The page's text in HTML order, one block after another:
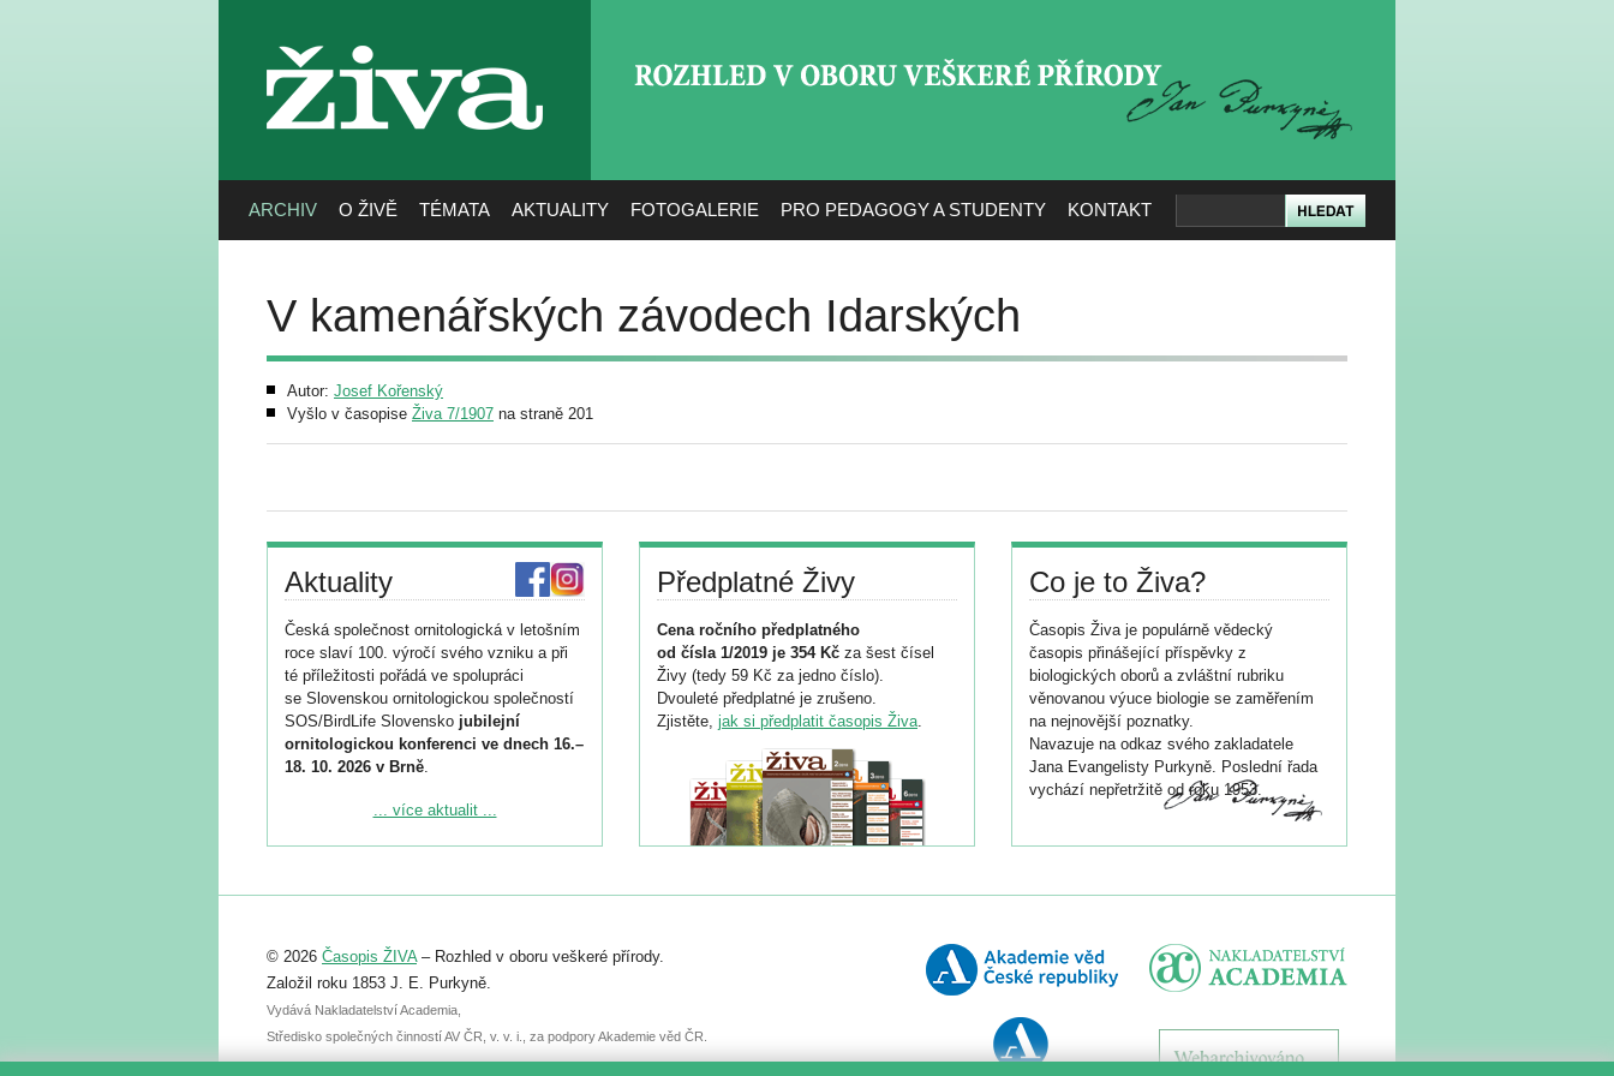
živa
ARCHIV O ŽIVĚ TÉMATA AKTUALITY FOTOGALERIE PRO PEDAGOGY A STUDENTY KONTAKT
V kamenářských závodech Idarských
Autor: Josef Kořenský
Vyšlo v časopise Živa 7/1907 na straně 201
Aktuality
Česká společnost ornitologická v letošním
roce slaví 100. výročí svého vzniku a při
té příležitosti pořádá ve spolupráci
se Slovenskou ornitologickou společností
SOS/BirdLife Slovensko jubilejní
ornitologickou konferenci ve dnech 16.–
18. 10. 2026 v Brně.
Podrobnější informace ke konferenci
Registrovat se můžete do 6. září.
abstraktu přihlášené přednášky nebo
posteru je už 30. června.
... více aktualit ...
Předplatné Živy
Cena ročního předplatného
od čísla 1/2019 je 354 Kč za šest čísel
Živy (tedy 59 Kč za jedno číslo).
Dvouleté předplatné je zrušeno.
Zjistěte, jak si předplatit časopis Živa.
Co je to Živa?
Časopis Živa je populárně vědecký
časopis přinášející příspěvky z
biologických oborů a zvláštní rubriku
věnovanou výuce biologie se zaměřením
na nejnovější poznatky.
Navazuje na odkaz svého zakladatele
Jana Evangelisty Purkyně. Poslední řada
vychází nepřetržitě od roku 1953.
© 2026 Časopis ŽIVA– Rozhled v oboru veškeré přírody.
Založil roku 1853 J. E. Purkyně.
Vydává Nakladatelství Academia,
Středisko společných činností AV ČR, v. v. i., za podpory Akademie věd ČR.